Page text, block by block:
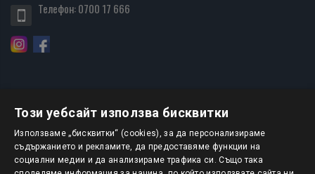
Телефон:0700 17 666
БЮЛЕТИН
АБОНИРАНЕ
Този уебсайт използва бисквитки
Използваме „бисквитки“ (cookies), за да персонализираме
съдържанието и рекламите, да предоставяме функции на
социални медии и да анализираме трафика си. Също така